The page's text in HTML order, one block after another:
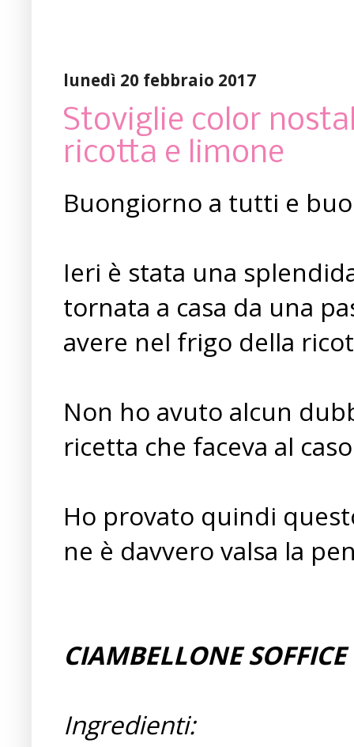
lunedì 20 febbraio 2017
Stoviglie color
ricotta e limone
Buongiorno a tutti e
Ieri è stata una
tornata a casa da una
avere nel frigo della
Non ho avuto alcun
ricetta che faceva al
Ho provato quindi
ne è davvero valsa la
CIAMBELLONE
Ingredienti: